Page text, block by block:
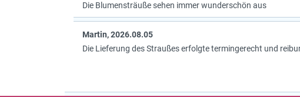
Die Blumensträuße sehen immer wunderschön aus
Martin, 2026.08.05
Die Lieferung des Straußes erfolgte termingerecht und